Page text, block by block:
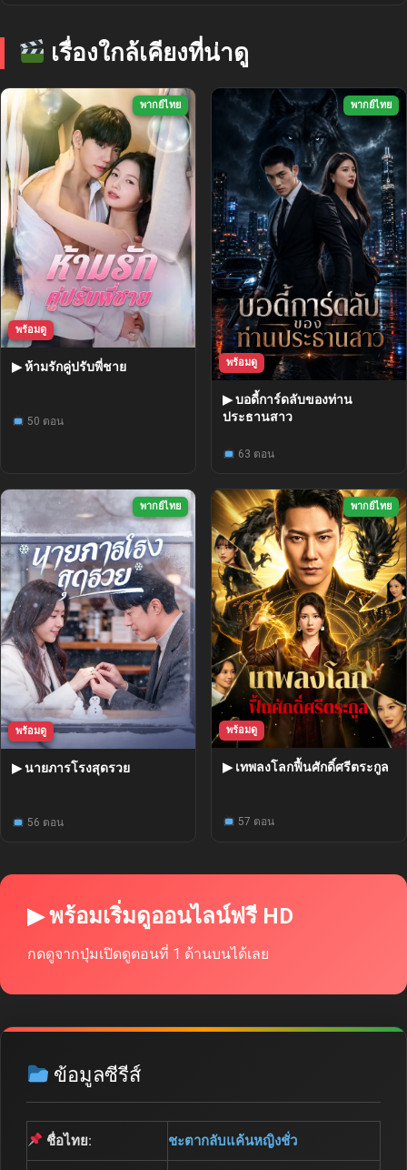
เรื่องใกล้เคียงที่น่าดู
พากย์ไทย
พร้อมดู
▶ ห้ามรักคู่ปรับพี่ชาย
50 ตอน
พากย์ไทย
พร้อมดู
▶ บอดี้การ์ดลับของท่าน
ประธานสาว
63 ตอน
พากย์ไทย
พร้อมดู
▶ นายภารโรงสุดรวย
56 ตอน
พากย์ไทย
พร้อมดู
▶ เทพลงโลกฟื้นศักดิ์ศรีตระกูล
57 ตอน
▶ พร้อมเริ่มดูออนไลน์ฟรี HD
กดดูจากปุ่มเปิดดูตอนที่ 1 ด้านบนได้เลย
ข้อมูลซีรีส์
ชื่อไทย: ชะตากลับแค้นหญิงชั่ว